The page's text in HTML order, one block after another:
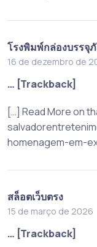
โรงพิมพ์กล่องบรร
16 de dezembro de
… [Trackback]
[…] Read More on
homenagem-em-
สล็อตเว็บตรง
15 de março de 2026
… [Trackback]